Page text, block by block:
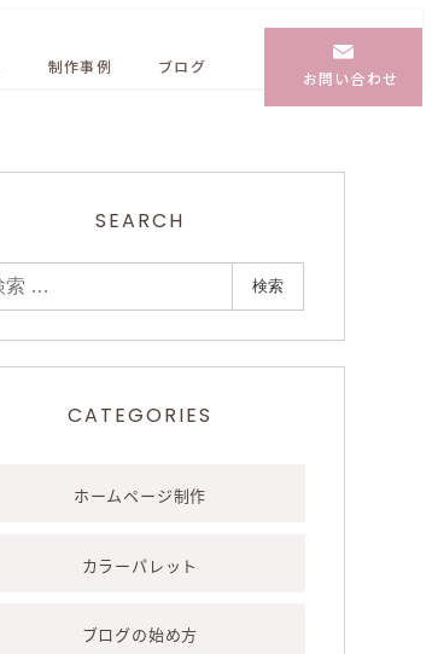
制作事例 ブログ
お問い合わせ
SEARCH
検索
CATEGORIES
ホームページ制作
カラーパレット
ブログの始め方